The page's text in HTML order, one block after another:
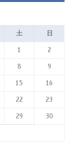
土 日
1 2
8 9
15 16
22 23
29 30